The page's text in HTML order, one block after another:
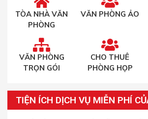
TÒA NHÀ VĂN
PHÒNG
VĂN PHÒNG ẢO
VĂN PHÒNG
TRỌN GÓI
CHO THUÊ
PHÒNG HỌP
TIỆN ÍCH DỊCH VỤ MIỄN PHÍ